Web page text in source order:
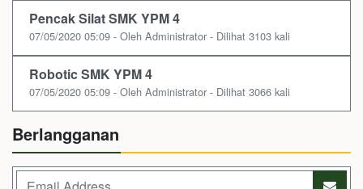
Pencak Silat SMK YPM 4
07/05/2020 05:09 - Oleh Administrator - Dilihat 3103 kali
Robotic SMK YPM 4
07/05/2020 05:09 - Oleh Administrator - Dilihat 3066 kali
Berlangganan